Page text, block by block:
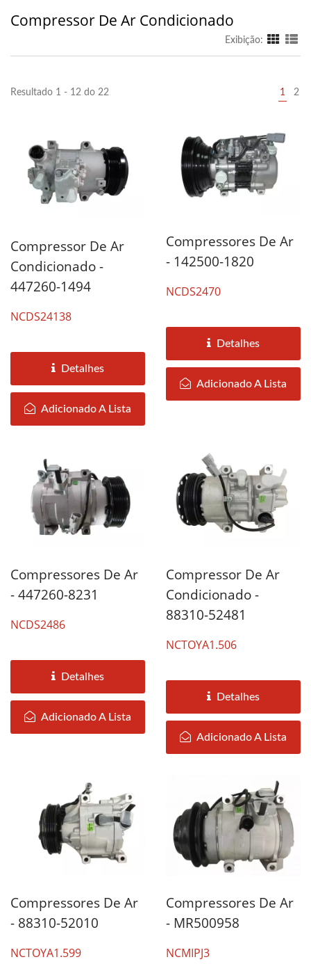
Compressor De Ar Condicionado
Exibição:
Resultado 1 - 12 do 22 1 2
Compressor De Ar
Condicionado -
447260-1494
NCDS24138
Detalhes
Adicionado A Lista
Compressores De Ar
- 142500-1820
NCDS2470
Detalhes
Adicionado A Lista
Compressores De Ar
- 447260-8231
NCDS2486
Detalhes
Adicionado A Lista
Compressor De Ar
Condicionado -
88310-52481
NCTOYA1.506
Detalhes
Adicionado A Lista
Compressores De Ar
- 88310-52010
NCTOYA1.599
Compressores De Ar
- MR500958
NCMIPJ3